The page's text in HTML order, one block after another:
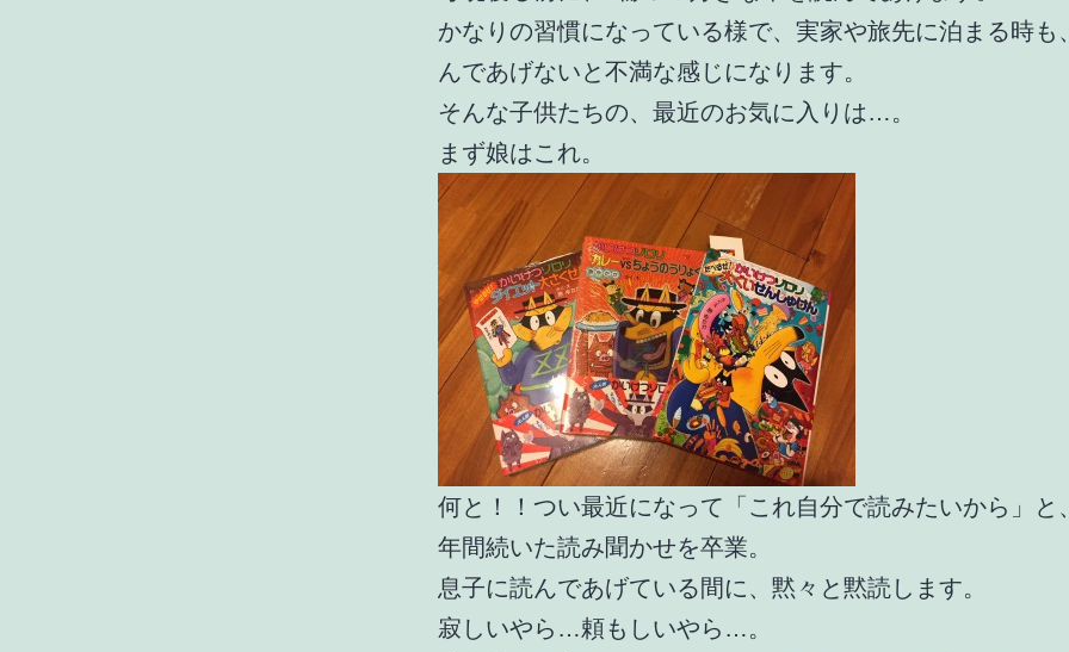
かなりの習慣になっている様で、実家や旅先に泊まる時も
んであげないと不満な感じになります。
そんな子供たちの、最近のお気に入りは…。
まず娘はこれ。
何と！！つい最近になって「これ自分で読みたいから」と
年間続いた読み聞かせを卒業。
息子に読んであげている間に、黙々と黙読します。
寂しいやら…頼もしいやら…。